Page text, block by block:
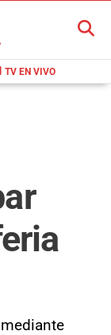
TV EN VIVO
BUSCAR